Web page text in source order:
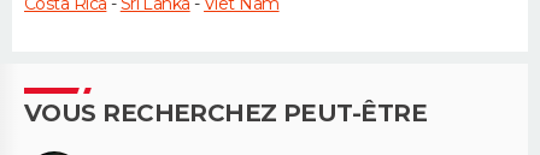
VOUS RECHERCHEZ PEUT-ÊTRE